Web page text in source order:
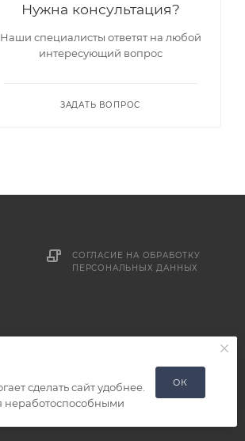
Нужна консультация?
Наши специалисты ответят на любой
интересующий вопрос
ЗАДАТЬ ВОПРОС
СОГЛАСИЕ НА ОБРАБОТКУ
ПЕРСОНАЛЬНЫХ ДАННЫХ
сделать сайт удобнее.
неработоспособными
ОК